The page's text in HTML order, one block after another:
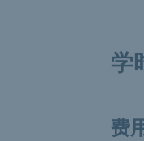
学
费